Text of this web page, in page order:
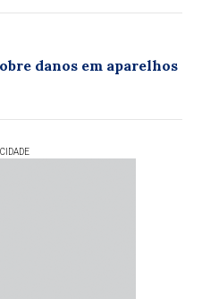
danos em aparelhos